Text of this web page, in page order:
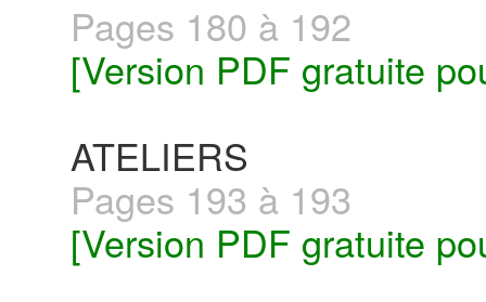
Pages 180 à 192
[Version PDF gratuite
ATELIERS
Pages 193 à 193
[Version PDF gratuite